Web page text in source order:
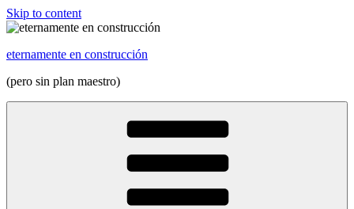
Skip to content
eternamente en construcción
(pero sin plan maestro)